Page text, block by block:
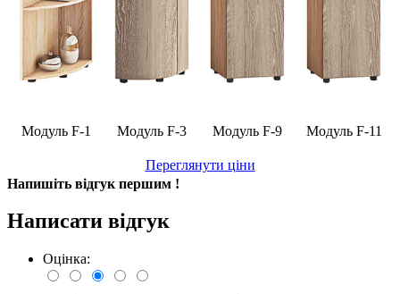
Модуль F-1 Модуль F-3 Модуль F-9 Модуль F-11
Переглянути ціни
Напишіть відгук першим !
Написати відгук
Оцінка: